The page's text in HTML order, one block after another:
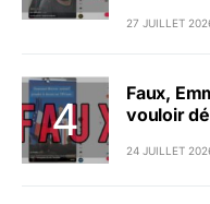
27 JUILLET
Faux,
vouloir
24 JUILLET